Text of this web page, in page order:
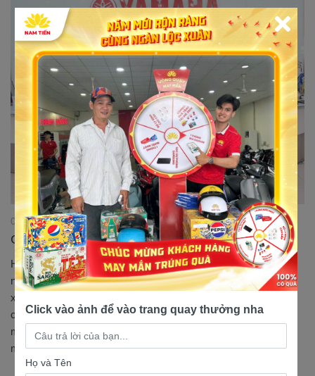
Cửa hàng xe máy giá tốt tại Nhà Bè
04/12/2024 19:43:02
Hôm nay, xemayyamahanamtien.com muốn gửi đến bạn đọc
những chia sẻ thú vị về việc lựa chọn cho mình một cửa hàng
xe máy giá tốt tại Nhà Bè cũng như lưu lại những địa chỉ uy tín,
cửa hàng chất lượng để bạn hay người thân khi có nhu cầu
mua xe máy có thể đến ngay một nơi an tâm để mua xe máy
mới bạn nhé!...
Click vào ảnh để vào trang quay thưởng nha
Họ và Tên